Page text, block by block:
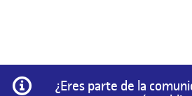
Información
¿Eres parte de la